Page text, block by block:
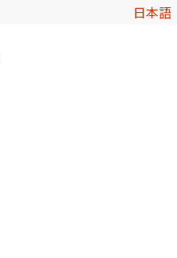
日本語